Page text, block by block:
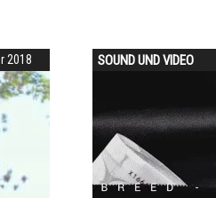
2018 SOUND UND VIDEO